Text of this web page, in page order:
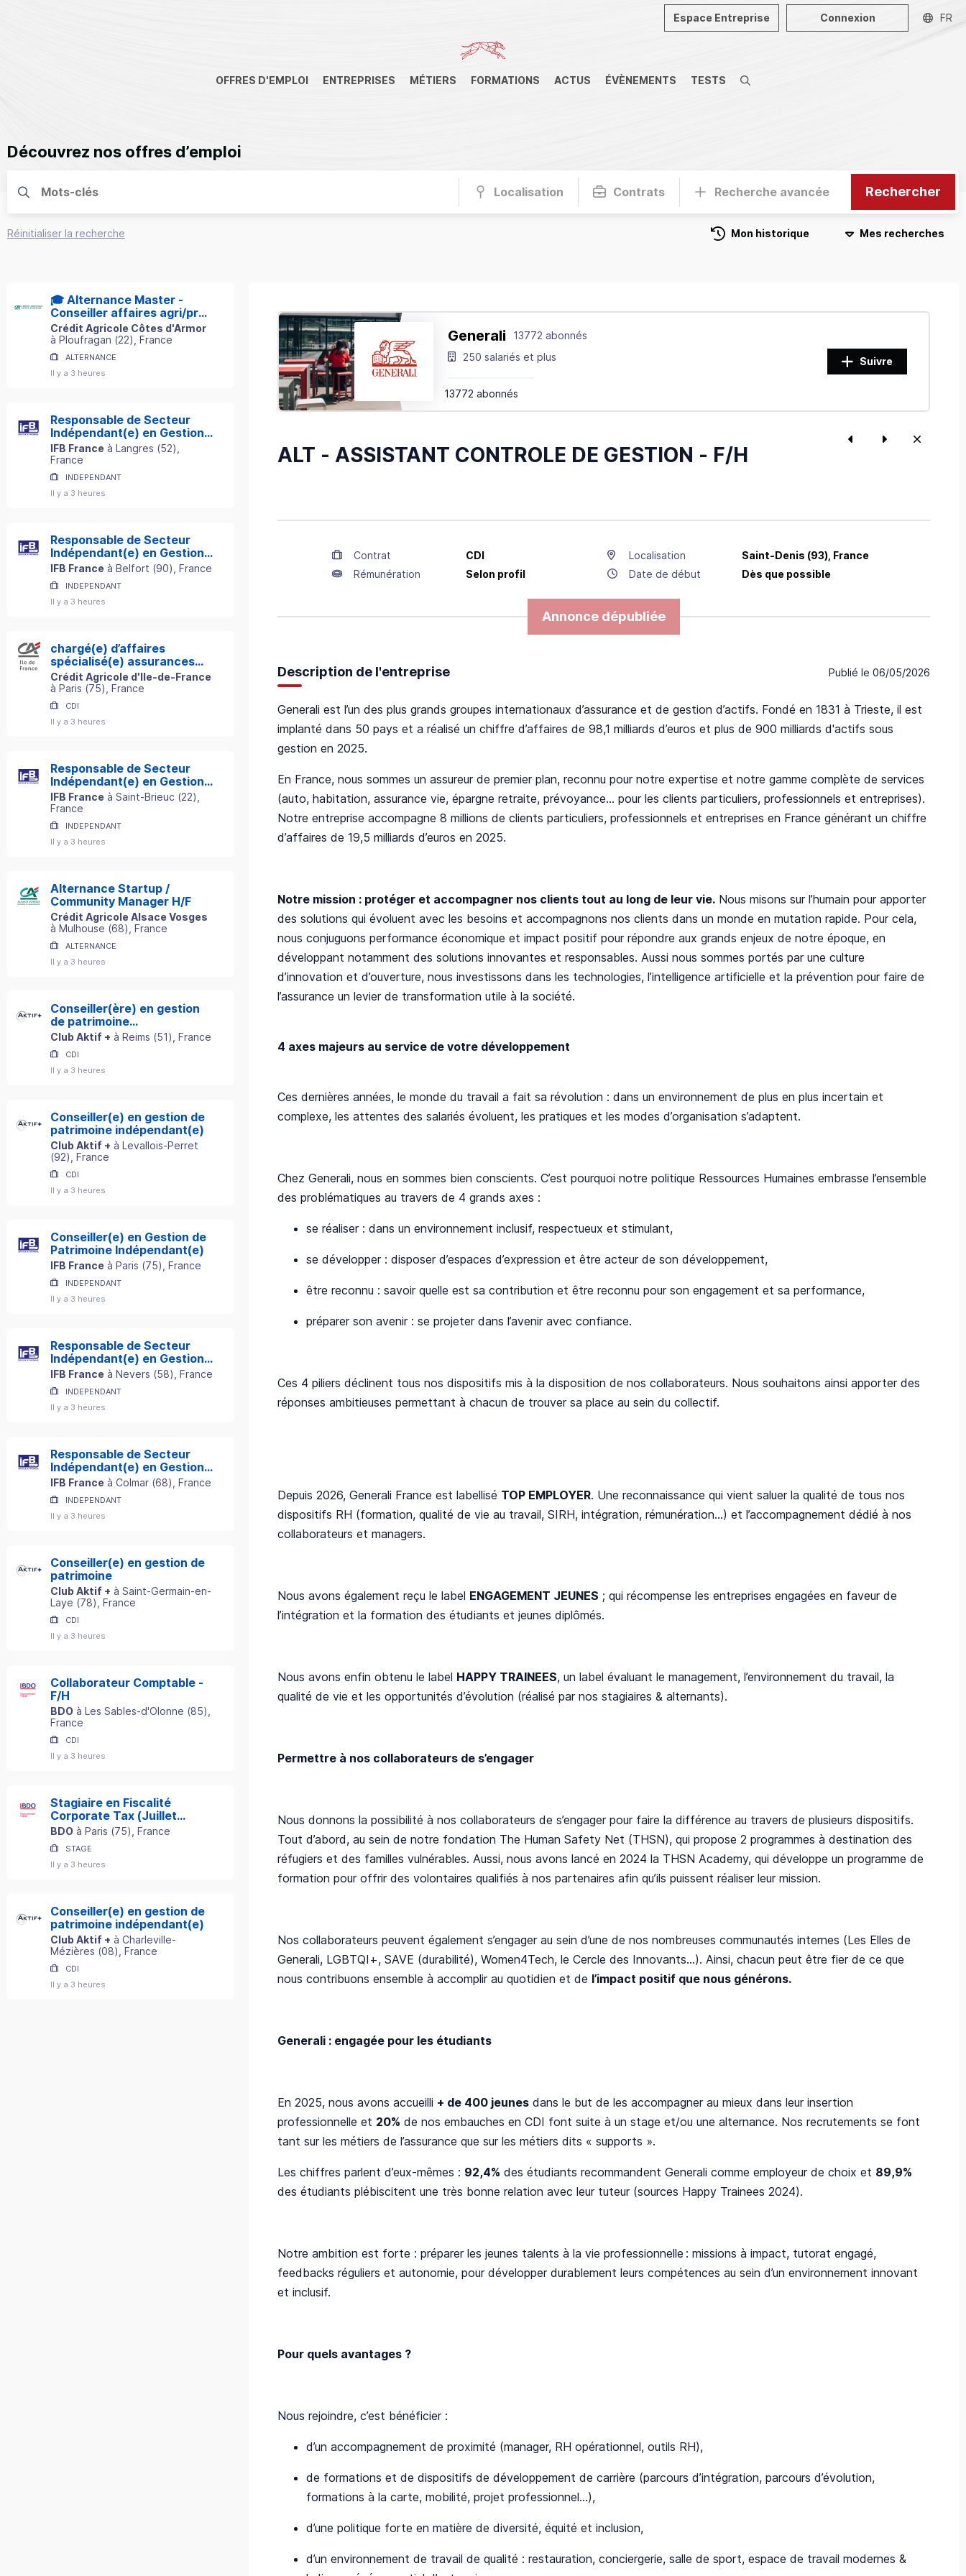
OFFRES D'EMPLOI ENTREPRISES MÉTIERS FORMATIONS ACTUS ÉVÈNEMENTS TESTS Recherche
Espace Entreprise Connexion FR
Découvrez nos offres d’emploi
Localisation Contrats Recherche avancée Rechercher
Réinitialiser la recherche Mon historique Mes recherches
🎓 Alternance Master -
Conseiller affaires agri/pro
H/F
Crédit Agricole Côtes d'Armor
à Ploufragan (22) , France
ALTERNANCE
Il y a 3 heures
Responsable de Secteur
Indépendant(e) en Gestion
de Patrimoine
IFB France à Langres (52)
France
INDEPENDANT
Il y a 3 heures
Responsable de Secteur
Indépendant(e) en Gestion
de Patrimoine
IFB France à Belfort (90) , France
INDEPENDANT
Il y a 3 heures
chargé(e) d’affaires
spécialisé(e) assurances
professionnelles h/f
Crédit Agricole d'Ile-de-France
à Paris (75) , France
CDI
Il y a 3 heures
Responsable de Secteur
Indépendant(e) en Gestion
de Patrimoine
IFB France à Saint-Brieuc (22)
France
INDEPENDANT
Il y a 3 heures
Alternance Startup /
Community Manager H/F
Crédit Agricole Alsace Vosges
à Mulhouse (68) , France
ALTERNANCE
Il y a 3 heures
Conseiller(ère) en gestion
de patrimoine
indépendant(e)
Club Aktif + à Reims (51) , France
CDI
Il y a 3 heures
Conseiller(e) en gestion de
patrimoine indépendant(e)
Club Aktif + à Levallois-Perret
(92) , France
CDI
Il y a 3 heures
Conseiller(e) en Gestion de
Patrimoine Indépendant(e)
IFB France à Paris (75) , France
INDEPENDANT
Il y a 3 heures
Responsable de Secteur
Indépendant(e) en Gestion
de Patrimoine
IFB France à Nevers (58) , France
INDEPENDANT
Il y a 3 heures
Responsable de Secteur
Indépendant(e) en Gestion
de Patrimoine
IFB France à Colmar (68) , France
INDEPENDANT
Il y a 3 heures
Conseiller(e) en gestion de
patrimoine
Club Aktif + à Saint-Germain-en-
Laye (78) , France
CDI
Il y a 3 heures
Collaborateur Comptable -
F/H
BDO à Les Sables-d'Olonne (85)
France
CDI
Il y a 3 heures
Stagiaire en Fiscalité
Corporate Tax (Juillet
2027) - F/H
BDO à Paris (75) , France
STAGE
Il y a 3 heures
Conseiller(e) en gestion de
patrimoine indépendant(e)
Club Aktif + à Charleville-
Mézières (08) , France
CDI
Il y a 3 heures
Generali
13772 abonnés
250 salariés et plus
13772 abonnés
Suivre
ALT - ASSISTANT CONTROLE DE GESTION - F/H
Contrat CDI Localisation Saint-Denis (93), France
Rémunération
Selon profil Date de début Dès que possible
Annonce dépubliée
Publié le 06/05/2026
Description de l'entreprise
Generali est l’un des plus grands groupes internationaux d’assurance et de gestion d’actifs. Fondé en 1831 à Trieste, il est
implanté dans 50 pays et a réalisé un chiffre d’affaires de 98,1 milliards d’euros et plus de 900 milliards d'actifs sous
gestion en 2025. ​
En France, nous sommes un assureur de premier plan, reconnu pour notre expertise et notre gamme complète de services
(auto, habitation, assurance vie, épargne retraite, prévoyance… pour les clients particuliers, professionnels et entreprises).
Notre entreprise accompagne 8 millions de clients particuliers, professionnels et entreprises en France générant un chiffre
d’affaires de 19,5 milliards d’euros en 2025. ​
Notre mission : protéger et accompagner nos clients tout au long de leur vie. Nous misons sur l’humain pour apporter
des solutions qui évoluent avec les besoins et accompagnons nos clients dans un monde en mutation rapide. Pour cela,
nous conjuguons performance économique et impact positif pour répondre aux grands enjeux de notre époque, en
développant notamment des solutions innovantes et responsables. Aussi nous sommes portés par une culture
d’innovation et d’ouverture, nous investissons dans les technologies, l’intelligence artificielle et la prévention pour faire de
l’assurance un levier de transformation utile à la société.
4 axes majeurs au service de votre développement
Ces dernières années, le monde du travail a fait sa révolution : dans un environnement de plus en plus incertain et
complexe, les attentes des salariés évoluent, les pratiques et les modes d’organisation s’adaptent. ​
Chez Generali, nous en sommes bien conscients. C’est pourquoi notre politique Ressources Humaines embrasse l’ensemble
des problématiques au travers de 4 grands axes :​
se réaliser : dans un environnement inclusif, respectueux et stimulant, ​
se développer : disposer d’espaces d’expression et être acteur de son développement, ​
être reconnu : savoir quelle est sa contribution et être reconnu pour son engagement et sa performance,​
préparer son avenir : se projeter dans l’avenir avec confiance. ​
Ces 4 piliers déclinent tous nos dispositifs mis à la disposition de nos collaborateurs. Nous souhaitons ainsi apporter des
réponses ambitieuses permettant à chacun de trouver sa place au sein du collectif.
Depuis 2026, Generali France est labellisé TOP EMPLOYER. Une reconnaissance qui vient saluer la qualité de tous nos
dispositifs RH (formation, qualité de vie au travail, SIRH, intégration, rémunération…) et l’accompagnement dédié à nos
collaborateurs et managers. ​
Nous avons également reçu le label ENGAGEMENT JEUNES ; qui récompense les entreprises engagées en faveur de
l’intégration et la formation des étudiants et jeunes diplômés.​
Nous avons enfin obtenu le label HAPPY TRAINEES, un label évaluant le management, l’environnement du travail, la
qualité de vie et les opportunités d’évolution (réalisé par nos stagiaires & alternants).
Permettre à nos collaborateurs de s’engager
Nous donnons la possibilité à nos collaborateurs de s’engager pour faire la différence au travers de plusieurs dispositifs.
Tout d’abord, au sein de notre fondation The Human Safety Net (THSN), qui propose 2 programmes à destination des
réfugiers et des familles vulnérables. Aussi, nous avons lancé en 2024 la THSN Academy, qui développe un programme de
formation pour offrir des volontaires qualifiés à nos partenaires afin qu’ils puissent réaliser leur mission.​
Nos collaborateurs peuvent également s’engager au sein d’une de nos nombreuses communautés internes (Les Elles de
Generali, LGBTQI+, SAVE (durabilité), Women4Tech, le Cercle des Innovants…). Ainsi, chacun peut être fier de ce que
nous contribuons ensemble à accomplir au quotidien et de l’impact positif que nous générons.
Generali : engagée pour les étudiants
En 2025, nous avons accueilli + de 400 jeunes dans le but de les accompagner au mieux dans leur insertion
professionnelle et 20% de nos embauches en CDI font suite à un stage et/ou une alternance. Nos recrutements se font
tant sur les métiers de l’assurance que sur les métiers dits « supports ». ​
Les chiffres parlent d’eux-mêmes : 92,4% des étudiants recommandent Generali comme employeur de choix et 89,9%
des étudiants plébiscitent une très bonne relation avec leur tuteur (sources Happy Trainees 2024). ​
Notre ambition est forte : préparer les jeunes talents à la vie professionnelle : missions à impact, tutorat engagé,
feedbacks réguliers et autonomie, pour développer durablement leurs compétences au sein d’un environnement innovant
et inclusif.
Pour quels avantages ?
Nous rejoindre, c’est bénéficier :​
d’un accompagnement de proximité (manager, RH opérationnel, outils RH),​
de formations et de dispositifs de développement de carrière (parcours d’intégration, parcours d’évolution,
formations à la carte, mobilité, projet professionnel…), ​
d’une politique forte en matière de diversité, équité et inclusion,​
d’un environnement de travail de qualité : restauration, conciergerie, salle de sport, espace de travail modernes &